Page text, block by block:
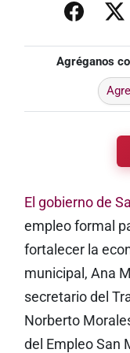
Agréganos
El gobierno de
empleo formal
fortalecer la
municipal, Ana
secretario del
Norberto
del Empleo San